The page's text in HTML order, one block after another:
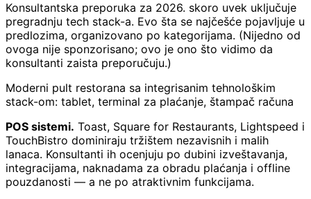
Konsultantska preporuka za 2026. skoro uvek uključuje
pregradnju tech stack-a. Evo šta se najčešće pojavljuje u
predlozima, organizovano po kategorijama. (Nijedno od
ovoga nije sponzorisano; ovo je ono što vidimo da
konsultanti zaista preporučuju.)
Moderni pult restorana sa integrisanim tehnološkim
stack-om: tablet, terminal za plaćanje, štampač računa
POS sistemi. Toast, Square for Restaurants, Lightspeed i
TouchBistro dominiraju tržištem nezavisnih i malih
lanaca. Konsultanti ih ocenjuju po dubini izveštavanja,
integracijama, naknadama za obradu plaćanja i offline
pouzdanosti — a ne po atraktivnim funkcijama.